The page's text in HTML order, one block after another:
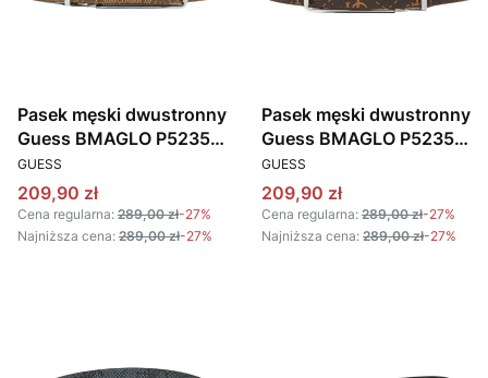
Pasek męski dwustronny
Guess BMAGLO P5235
BEŻOWY BRĄZOWY
PRODUCENT
GUESS
Cena promocyjna
209,90 zł
Cena regularna: 289,00 zł-27%
Najniższa cena: 289,00 zł-27%
Pasek męski dwustronny
Guess BMAGLO P5235
BRĄZOWY
PRODUCENT
GUESS
Cena promocyjna
209,90 zł
Cena regularna: 289,00 zł-27%
Najniższa cena: 289,00 zł-27%